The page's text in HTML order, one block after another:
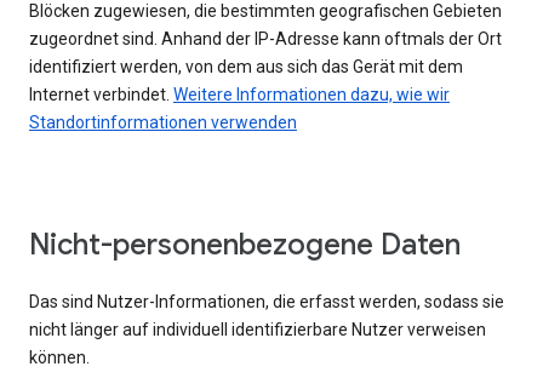
Blöcken zugewiesen, die bestimmten geografischen Gebieten
zugeordnet sind. Anhand der IP-Adresse kann oftmals der Ort
identifiziert werden, von dem aus sich das Gerät mit dem
Internet verbindet. Weitere Informationen dazu, wie wir
Standortinformationen verwenden
Nicht-personenbezogene Daten
Das sind Nutzer-Informationen, die erfasst werden, sodass sie
nicht länger auf individuell identifizierbare Nutzer verweisen
können.